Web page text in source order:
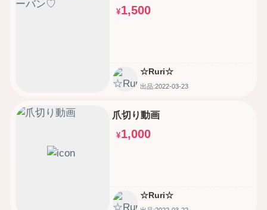
¥1,500
☆Ruri☆
出品:2022-03-23
爪切り動画
¥1,000
☆Ruri☆